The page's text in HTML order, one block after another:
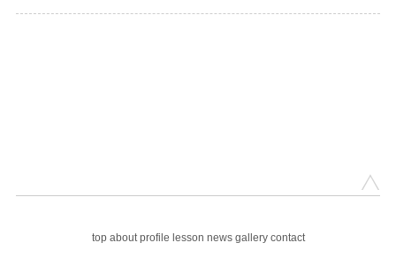
top about profile lesson news gallery contact